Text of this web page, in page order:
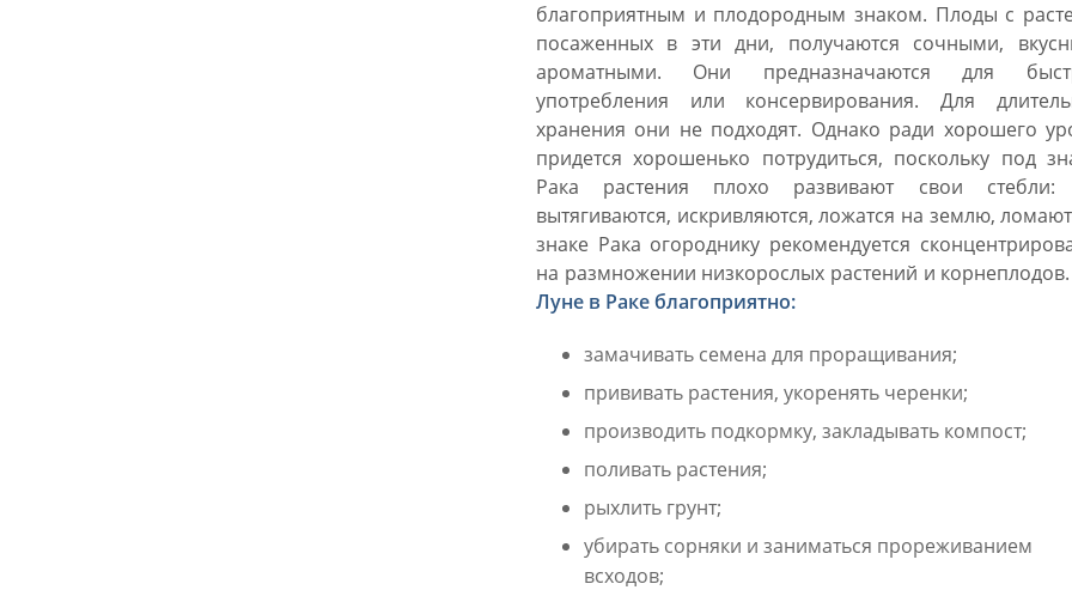
благоприятным и плодородным знаком. Плоды с
посаженных в эти дни, получаются сочными,
ароматными. Они предназначаются для
употребления или консервирования. Для
хранения они не подходят. Однако ради хорошего
придется хорошенько потрудиться, поскольку под
Рака растения плохо развивают свои стебли:
вытягиваются, искривляются, ложатся на землю,
знаке Рака огороднику рекомендуется
на размножении низкорослых растений и корнеплодов.
Луне в Раке благоприятно:
замачивать семена для проращивания;
прививать растения, укоренять черенки;
производить подкормку, закладывать компост;
поливать растения;
рыхлить грунт;
убирать сорняки и заниматься прореживанием
всходов;